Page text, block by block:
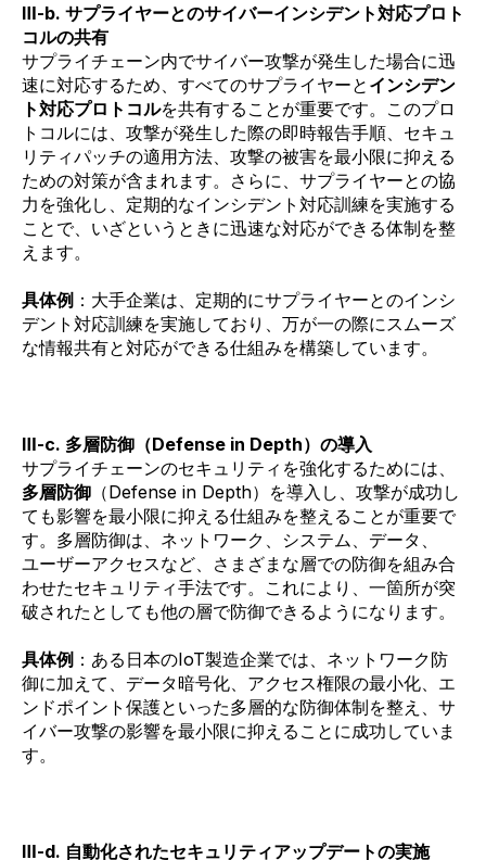
Ⅲ-b. サプライヤーとのサイバーインシデント対応プロト
コルの共有
サプライチェーン内でサイバー攻撃が発生した場合に迅
速に対応するため、すべてのサプライヤーと インシデン
ト対応プロトコルを共有することが重要です。このプロ
トコルには、攻撃が発生した際の即時報告手順、セキュ
リティパッチの適用方法、攻撃の被害を最小限に抑える
ための対策が含まれます。さらに、サプライヤーとの協
力を強化し、定期的なインシデント対応訓練を実施する
ことで、いざというときに迅速な対応ができる体制を整
えます。
具体例 ：大手企業は、定期的にサプライヤーとのインシ
デント対応訓練を実施しており、万が一の際にスムーズ
な情報共有と対応ができる仕組みを構築しています。
Ⅲ-c. 多層防御（Defense in Depth）の導入
サプライチェーンのセキュリティを強化するためには、
多層防御 （Defense in Depth）を導入し、攻撃が成功し
ても影響を最小限に抑える仕組みを整えることが重要で
す。多層防御は、ネットワーク、システム、データ、
ユーザーアクセスなど、さまざまな層での防御を組み合
わせたセキュリティ手法です。これにより、一箇所が突
破されたとしても他の層で防御できるようになります。
具体例 ：ある日本のIoT製造企業では、ネットワーク防
御に加えて、データ暗号化、アクセス権限の最小化、エ
ンドポイント保護といった多層的な防御体制を整え、サ
イバー攻撃の影響を最小限に抑えることに成功していま
す。
Ⅲ-d. 自動化されたセキュリティアップデートの実施